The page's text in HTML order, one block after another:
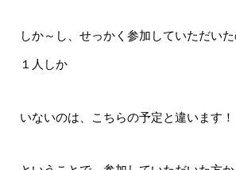
しか～し、せっかく参加していただい
１人しか
いないのは、こちらの予定と違います！